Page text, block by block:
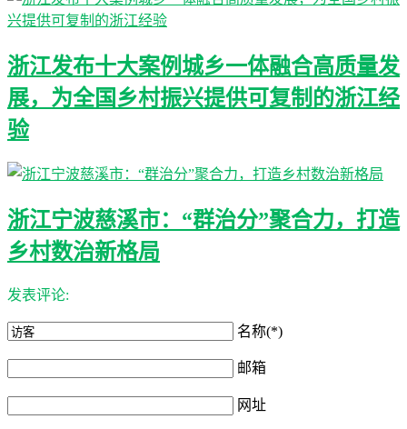
浙江发布十大案例城乡一体融合高质量发
展，为全国乡村振兴提供可复制的浙江经
验
浙江宁波慈溪市：“群治分”聚合力，打造
乡村数治新格局
发表评论:
名称(*)
邮箱
网址